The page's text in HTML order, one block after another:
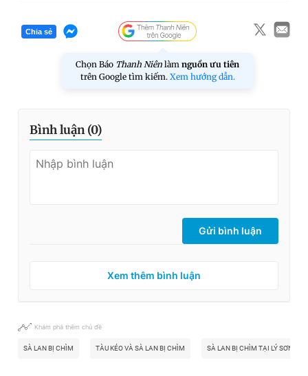
Chia sẻ
Chọn Báo Thanh Niên làm nguồn ưu tiên
trên Google tìm kiếm. Xem hướng dẫn.
Bình luận (0)
Gửi bình luận
Xem thêm bình luận
Khám phá thêm chủ đề
SÀ LAN BỊ CHÌM TÀU KÉO VÀ SÀ LAN BỊ CHÌM SÀ LAN BỊ CHÌM TẠI LÝ SƠN